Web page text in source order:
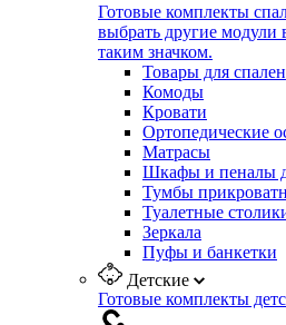
Готовые комплекты
выбрать другие
таким значком.
Товары для спален
Комоды
Кровати
Ортопедические
Матрасы
Шкафы и пеналы
Тумбы
Туалетные
Зеркала
Пуфы и банкетки
Детские
Готовые комплекты